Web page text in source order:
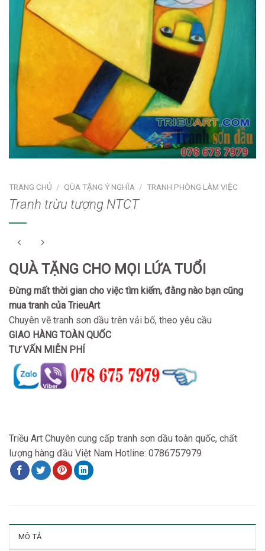
TRANG CHỦ / QÙA TẶNG Ý NGHĨA / TRANH PHÒNG LÀM VIỆC
Tranh trừu tượng NTCT
QUÀ TẶNG CHO MỌI LỨA TUỔI
Đừng mất thời gian cho việc tìm kiếm, đằng nào bạn cũng
mua tranh của TrieuArt
Chuyên vẽ tranh sơn dầu trên vải bố, theo yêu cầu
GIAO HÀNG TOÀN QUỐC
TƯ VẤN MIỄN PHÍ
Triều Art Chuyên cung cấp tranh sơn dầu toàn quốc, chất
lượng hàng đầu Việt Nam Hotline: 0786757979
MÔ TẢ